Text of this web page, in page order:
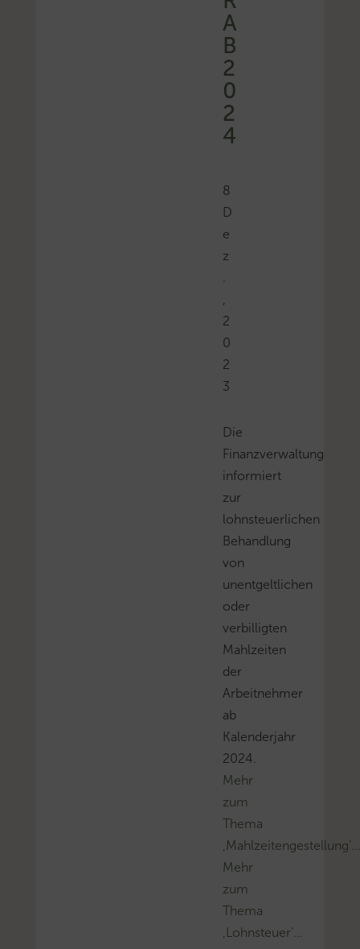
A
B
2
0
2
4
8
D
e
z
.
,
2
0
2
3
Die
Finanzverwaltung
informiert
zur
lohnsteuerlichen
Behandlung
von
unentgeltlichen
oder
verbilligten
Mahlzeiten
der
Arbeitnehmer
ab
Kalenderjahr
2024.
Mehr
zum
Thema
‚Mahlzeitengestellung’…
Mehr
zum
Thema
‚Lohnsteuer’…